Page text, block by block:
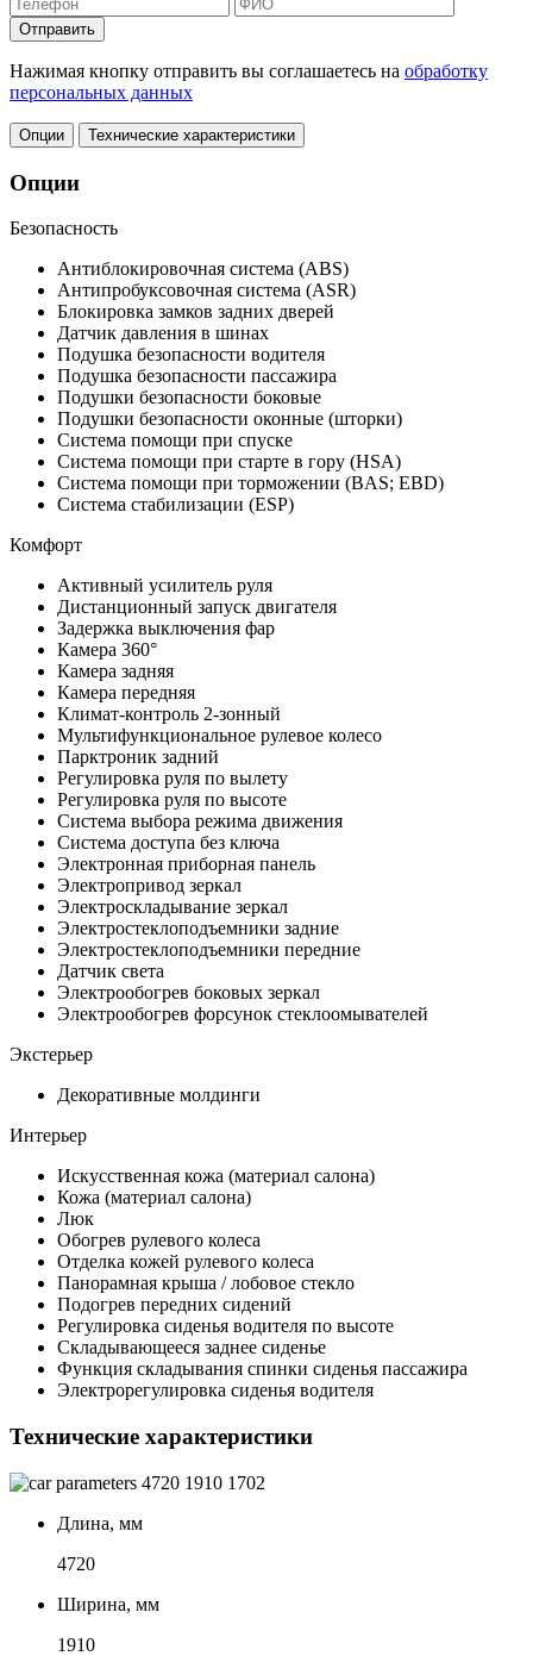
Отправить
Нажимая кнопку отправить вы соглашаетесь на обработку
персональных данных
Опции Технические характеристики
Опции
Безопасность
Антиблокировочная система (ABS)
Антипробуксовочная система (ASR)
Блокировка замков задних дверей
Датчик давления в шинах
Подушка безопасности водителя
Подушка безопасности пассажира
Подушки безопасности боковые
Подушки безопасности оконные (шторки)
Система помощи при спуске
Система помощи при старте в гору (HSA)
Система помощи при торможении (BAS; EBD)
Система стабилизации (ESP)
Комфорт
Активный усилитель руля
Дистанционный запуск двигателя
Задержка выключения фар
Камера 360°
Камера задняя
Камера передняя
Климат-контроль 2-зонный
Мультифункциональное рулевое колесо
Парктроник задний
Регулировка руля по вылету
Регулировка руля по высоте
Система выбора режима движения
Система доступа без ключа
Электронная приборная панель
Электропривод зеркал
Электроскладывание зеркал
Электростеклоподъемники задние
Электростеклоподъемники передние
Датчик света
Электрообогрев боковых зеркал
Электрообогрев форсунок стеклоомывателей
Экстерьер
Декоративные молдинги
Интерьер
Искусственная кожа (материал салона)
Кожа (материал салона)
Люк
Обогрев рулевого колеса
Отделка кожей рулевого колеса
Панорамная крыша / лобовое стекло
Подогрев передних сидений
Регулировка сиденья водителя по высоте
Складывающееся заднее сиденье
Функция складывания спинки сиденья пассажира
Электрорегулировка сиденья водителя
Технические характеристики
4720 1910 1702
Длина, мм
4720
Ширина, мм
1910